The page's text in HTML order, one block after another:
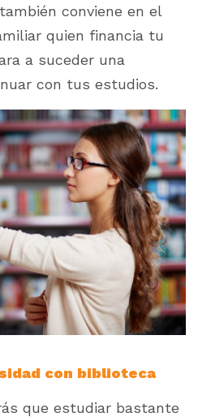
conviene en el
quien financia tu
a suceder una
con tus estudios.
con biblioteca
que estudiar bastante